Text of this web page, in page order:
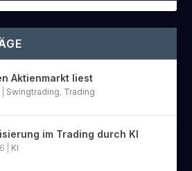
Aktienmarkt liest
Swingtrading Trading
im Trading durch KI
KI